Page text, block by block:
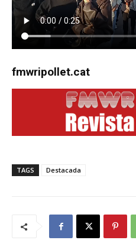
fmwripollet.cat
TAGS Destacada